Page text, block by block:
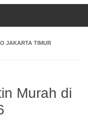
JAKARTA TIMUR
Murah di